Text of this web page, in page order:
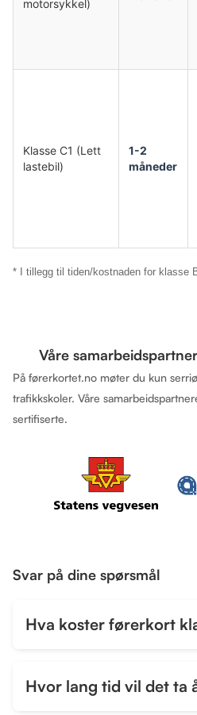
motorsykkel)
Klasse C1 (Lett
lastebil)
1-2
måneder
* I tillegg til tiden/kostnaden for klasse
Våre
På førerkortet.no møter du kun
trafikkskoler. Våre
sertifiserte.
Svar på dine spørsmål
Hva koster førerkort
Hvor lang tid vil det ta